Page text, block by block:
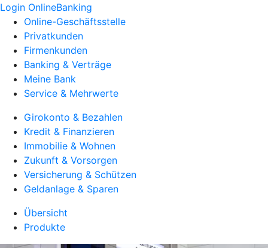
Login OnlineBanking
Online-Geschäftsstelle
Privatkunden
Firmenkunden
Banking & Verträge
Meine Bank
Service & Mehrwerte
Girokonto & Bezahlen
Kredit & Finanzieren
Immobilie & Wohnen
Zukunft & Vorsorgen
Versicherung & Schützen
Geldanlage & Sparen
Übersicht
Produkte